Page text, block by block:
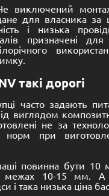
8400 -3800 -1600 mm
композитний
€
До кошика